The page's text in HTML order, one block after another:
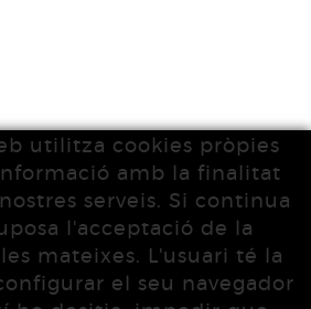
utilitza cookies pròpies
amb la finalitat
serveis. Si continua
l'acceptació de la
mateixes. L'usuari té la
el seu navegador